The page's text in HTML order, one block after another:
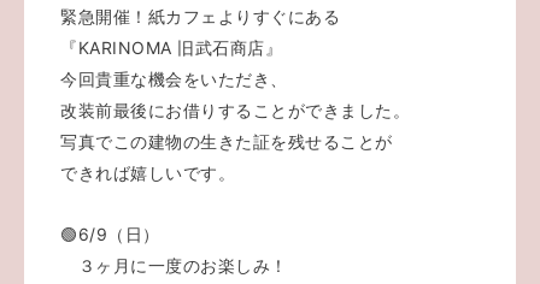
緊急開催！紙カフェよりすぐにある
『KARINOMA 旧武石商店』
今回貴重な機会をいただき、
改装前最後にお借りすることができました。
写真でこの建物の生きた証を残せることが
できれば嬉しいです。
🟢6/9（日）
３ヶ月に一度のお楽しみ！